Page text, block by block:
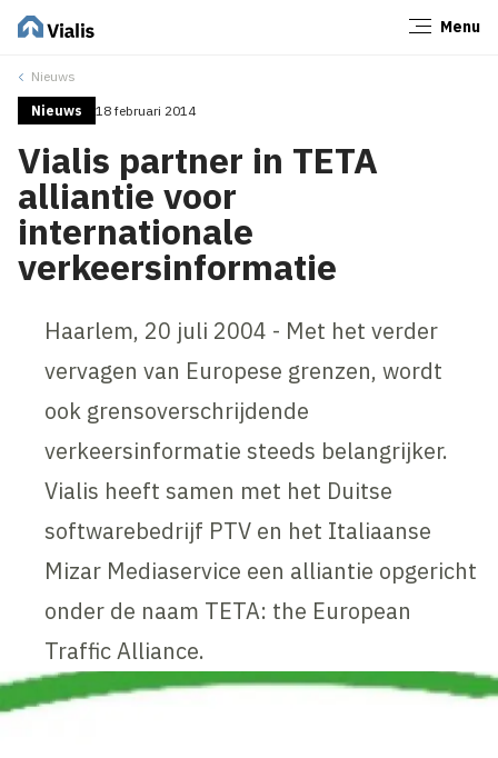
Menu
Nieuws
Nieuws 18 februari 2014
Vialis partner in TETA
alliantie voor
internationale
verkeersinformatie
Haarlem, 20 juli 2004 - Met het verder
vervagen van Europese grenzen, wordt
ook grensoverschrijdende
verkeersinformatie steeds belangrijker.
Vialis heeft samen met het Duitse
softwarebedrijf PTV en het Italiaanse
Mizar Mediaservice een alliantie opgericht
onder de naam TETA: the European
Traffic Alliance.
Sluiten